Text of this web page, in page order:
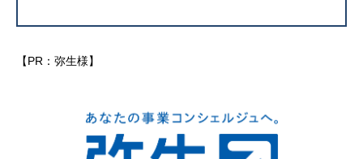
【PR：弥生様】